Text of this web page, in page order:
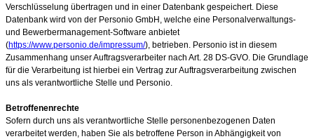
Verschlüsselung übertragen und in einer Datenbank gespeichert. Diese
Datenbank wird von der Personio GmbH, welche eine Personalverwaltungs-
und Bewerbermanagement-Software anbietet
(https://www.personio.de/impressum/), betrieben. Personio ist in diesem
Zusammenhang unser Auftragsverarbeiter nach Art. 28 DS-GVO. Die Grundlage
für die Verarbeitung ist hierbei ein Vertrag zur Auftragsverarbeitung zwischen
uns als verantwortliche Stelle und Personio.
Betroffenenrechte
Sofern durch uns als verantwortliche Stelle personenbezogenen Daten
verarbeitet werden, haben Sie als betroffene Person in Abhängigkeit von